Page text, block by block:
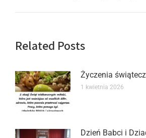
Related Posts
Życzenia
1 kwietnia 2026
Dzień Babci i